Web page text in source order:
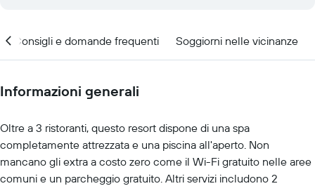
Consigli e domande frequenti Soggiorni nelle vicinanze
Informazioni generali
Oltre a 3 ristoranti, questo resort dispone di una spa
completamente attrezzata e una piscina all'aperto. Non
mancano gli extra a costo zero come il Wi-Fi gratuito nelle aree
comuni e un parcheggio gratuito. Altri servizi includono 2